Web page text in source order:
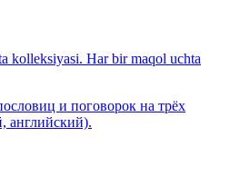
kolleksiyasi. Har bir maqol uchta
и поговорок на трёх
английский).